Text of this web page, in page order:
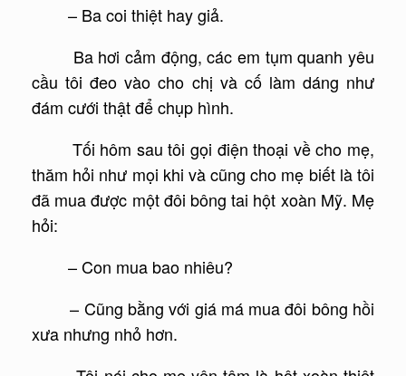
– Ba coi thiệt hay giả.
Ba hơi cảm động, các em tụm quanh yêu
cầu tôi đeo vào cho chị và cố làm dáng như
đám cưới thật để chụp hình.
Tối hôm sau tôi gọi điện thoại về cho mẹ,
thăm hỏi như mọi khi và cũng cho mẹ biết là tôi
đã mua được một đôi bông tai hột xoàn Mỹ. Mẹ
hỏi:
– Con mua bao nhiêu?
– Cũng bằng với giá má mua đôi bông hồi
xưa nhưng nhỏ hơn.